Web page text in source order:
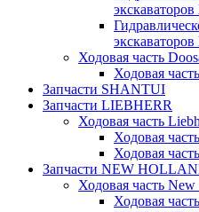
Ходовая часть
Ходовая
Запчасти SHANTUI
Запчасти LIEBHERR
Ходовая часть
Ходовая
Ходовая
Запчасти NEW
Ходовая часть
Ходовая